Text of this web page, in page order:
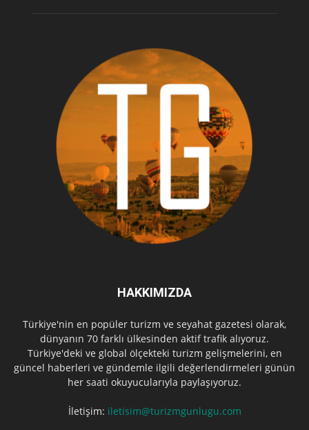
HAKKIMIZDA
Türkiye'nin en popüler turizm ve seyahat gazetesi olarak,
dünyanın 70 farklı ülkesinden aktif trafik alıyoruz.
Türkiye'deki ve global ölçekteki turizm gelişmelerini, en
güncel haberleri ve gündemle ilgili değerlendirmeleri günün
her saati okuyucularıyla paylaşıyoruz.
İletişim: iletisim@turizmgunlugu.com